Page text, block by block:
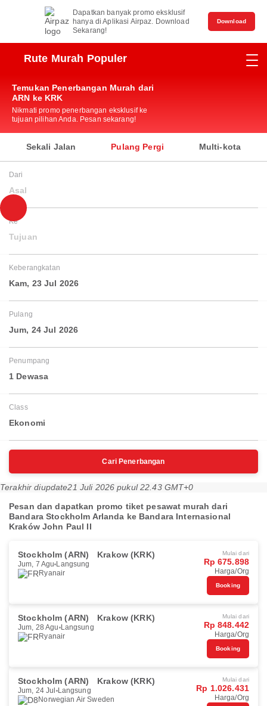
Dapatkan banyak promo eksklusif
hanya di Aplikasi Airpaz. Download
Sekarang!
Download
Rute Murah Populer
Temukan Penerbangan Murah dari
ARN ke KRK
Nikmati promo penerbangan eksklusif ke
tujuan pilihan Anda. Pesan sekarang!
Sekali Jalan Pulang Pergi Multi-kota
Dari
Asal
Ke
Tujuan
Keberangkatan
Kam, 23 Jul 2026
Pulang
Jum, 24 Jul 2026
Penumpang
1 Dewasa
Class
Ekonomi
Cari Penerbangan
Terakhir diupdate21 Juli 2026 pukul 22.43 GMT+0
Pesan dan dapatkan promo tiket pesawat murah dari
Bandara Stockholm Arlanda ke Bandara Internasional
Kraków John Paul II
Stockholm (ARN) Krakow (KRK)
Jum, 7 Agu Langsung
Ryanair
Mulai dari
Rp 675.898
Harga/Org
Booking
Stockholm (ARN) Krakow (KRK)
Jum, 28 Agu Langsung
Ryanair
Mulai dari
Rp 848.442
Harga/Org
Booking
Stockholm (ARN) Krakow (KRK)
Jum, 24 Jul Langsung
Norwegian Air Sweden
Mulai dari
Rp 1.026.431
Harga/Org